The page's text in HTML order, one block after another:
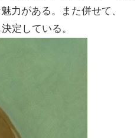
力がある。また併せて、
定している。